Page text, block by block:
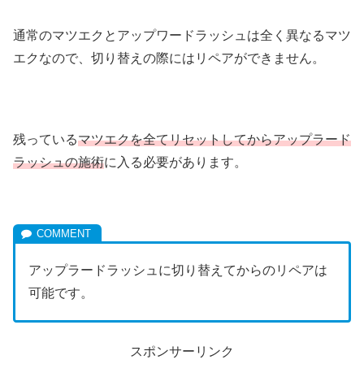
通常のマツエクとアップワードラッシュは全く異なるマツ
エクなので、切り替えの際にはリペアができません。
残っているマツエクを全てリセットしてからアップラード
ラッシュの施術に入る必要があります。
アップラードラッシュに切り替えてからのリペアは
可能です。
スポンサーリンク